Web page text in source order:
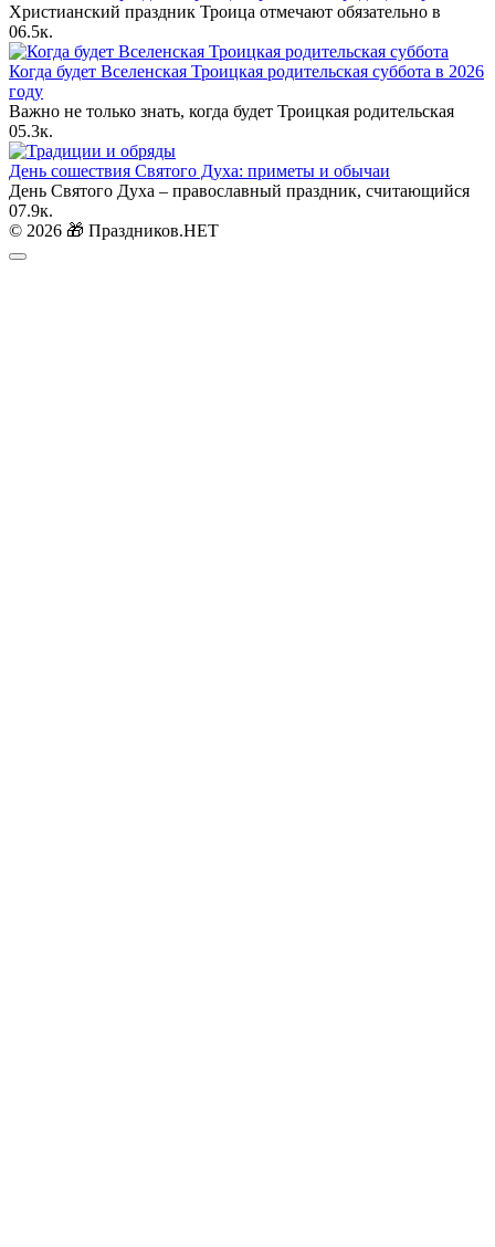
Христианский праздник Троица отмечают обязательно в
06.5к.
Когда будет Вселенская Троицкая родительская суббота в 2026
году
Важно не только знать, когда будет Троицкая родительская
05.3к.
День сошествия Святого Духа: приметы и обычаи
День Святого Духа – православный праздник, считающийся
07.9к.
© 2026 🎁 Праздников.НЕТ